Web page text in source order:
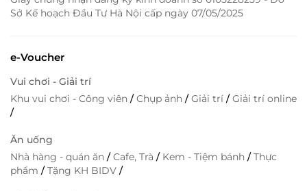
Sở Kế hoạch Đầu Tư Hà Nội cấp ngày 07/05/2025
e-Voucher
Vui chơi - Giải trí
Khu vui chơi - Công viên /Chụp ảnh /Giải trí /Giải trí online
/
Ăn uống
Nhà hàng - quán ăn /Cafe, Trà / Kem - Tiệm bánh /Thực
phẩm /Tặng KH BIDV /